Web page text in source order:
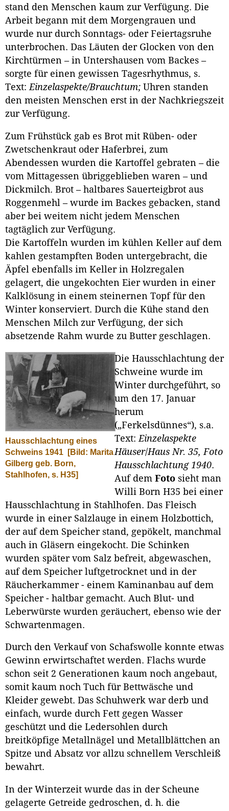
stand den Menschen kaum zur Verfügung. Die
Arbeit begann mit dem Morgengrauen und
wurde nur durch Sonntags- oder Feiertagsruhe
unterbrochen. Das Läuten der Glocken von den
Kirchtürmen – in Untershausen vom Backes –
sorgte für einen gewissen Tagesrhythmus, s.
Text:Einzelaspekte/Brauchtum; Uhren standen
den meisten Menschen erst in der Nachkriegszeit
zur Verfügung.
Zum Frühstück gab es Brot mit Rüben- oder
Zwetschenkraut oder Haferbrei, zum
Abendessen wurden die Kartoffel gebraten – die
vom Mittagessen übriggeblieben waren – und
Dickmilch. Brot – haltbares Sauerteigbrot aus
Roggenmehl – wurde im Backes gebacken, stand
aber bei weitem nicht jedem Menschen
tagtäglich zur Verfügung.
Die Kartoffeln wurden im kühlen Keller auf dem
kahlen gestampften Boden untergebracht, die
Äpfel ebenfalls im Keller in Holzregalen
gelagert, die ungekochten Eier wurden in einer
Kalklösung in einem steinernen Topf für den
Winter konserviert. Durch die Kühe stand den
Menschen Milch zur Verfügung, der sich
absetzende Rahm wurde zu Butter geschlagen.
Hausschlachtung eines
Schweins 1941
[Bild: Marita
Gilberg geb. Born,
Stahlhofen, s. H35]
Die Hausschlachtung der
Schweine wurde im
Winter durchgeführt, so
um den 17. Januar
herum
(„Ferkelsdünnes“), s.a.
Text: Einzelaspekte
Häuser/Haus Nr. 35, Foto
Hausschlachtung 1940.
Auf dem Foto sieht man
Willi Born H35 bei einer
Hausschlachtung in Stahlhofen. Das Fleisch
wurde in einer Salzlauge in einem Holzbottich,
der auf dem Speicher stand, gepökelt, manchmal
auch in Gläsern eingekocht. Die Schinken
wurden später vom Salz befreit, abgewaschen,
auf dem Speicher luftgetrocknet und in der
Räucherkammer - einem Kaminanbau auf dem
Speicher - haltbar gemacht. Auch Blut- und
Leberwürste wurden geräuchert, ebenso wie der
Schwartenmagen.
Durch den Verkauf von Schafswolle konnte etwas
Gewinn erwirtschaftet werden. Flachs wurde
schon seit 2 Generationen kaum noch angebaut,
somit kaum noch Tuch für Bettwäsche und
Kleider gewebt. Das Schuhwerk war derb und
einfach, wurde durch Fett gegen Wasser
geschützt und die Ledersohlen durch
breitköpfige Metallnägel und Metallblättchen an
Spitze und Absatz vor allzu schnellem Verschleiß
bewahrt.
In der Winterzeit wurde das in der Scheune
gelagerte Getreide gedroschen, d. h. die